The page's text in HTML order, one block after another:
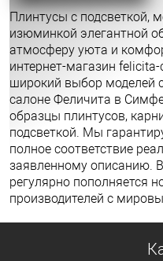
Плинтусы с подсветкой,
изюминкой элегантной
атмосферу уюта и
интернет-магазин
широкий выбор моделей
салоне Феличита в
образцы плинтусов,
подсветкой. Мы
полное соответствие
заявленному описанию.
регулярно пополняется
производителей с